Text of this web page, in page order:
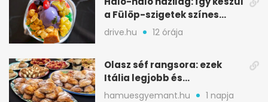
a Fülöp-szigetek színes
jégdesszertje
drive.hu 12 órája
Olasz séf rangsora: ezek
Itália legjobb és
leggyengébb desszertjei
hamuesgyemant.hu 1 napja